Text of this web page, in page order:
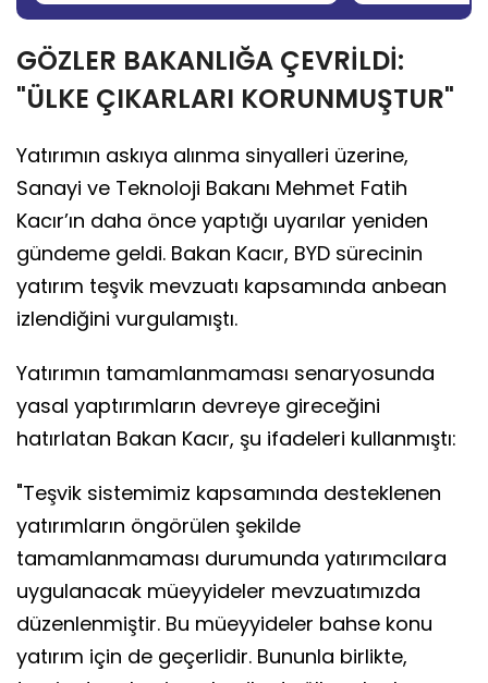
GÖZLER BAKANLIĞA ÇEVRİLDİ:
"ÜLKE ÇIKARLARI KORUNMUŞTUR"
Yatırımın askıya alınma sinyalleri üzerine,
Sanayi ve Teknoloji Bakanı Mehmet Fatih
Kacır’ın daha önce yaptığı uyarılar yeniden
gündeme geldi. Bakan Kacır, BYD sürecinin
yatırım teşvik mevzuatı kapsamında anbean
izlendiğini vurgulamıştı.
Yatırımın tamamlanmaması senaryosunda
yasal yaptırımların devreye gireceğini
hatırlatan Bakan Kacır, şu ifadeleri kullanmıştı:
"Teşvik sistemimiz kapsamında desteklenen
yatırımların öngörülen şekilde
tamamlanmaması durumunda yatırımcılara
uygulanacak müeyyideler mevzuatımızda
düzenlenmiştir. Bu müeyyideler bahse konu
yatırım için de geçerlidir. Bununla birlikte,